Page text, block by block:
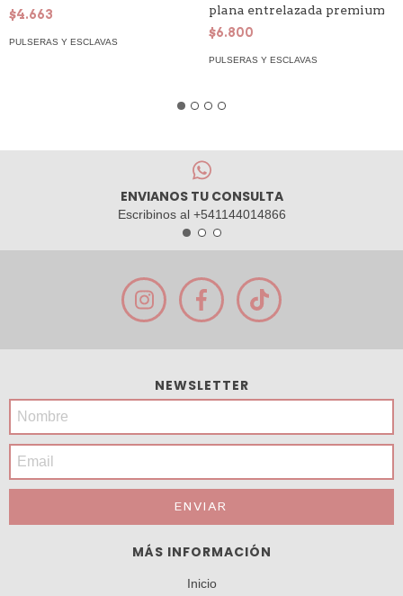
$4.663
PULSERAS Y ESCLAVAS
plana entrelazada premium
$6.800
PULSERAS Y ESCLAVAS
ENVIANOS TU CONSULTA
Escribinos al +541144014866
NEWSLETTER
MÁS INFORMACIÓN
Inicio